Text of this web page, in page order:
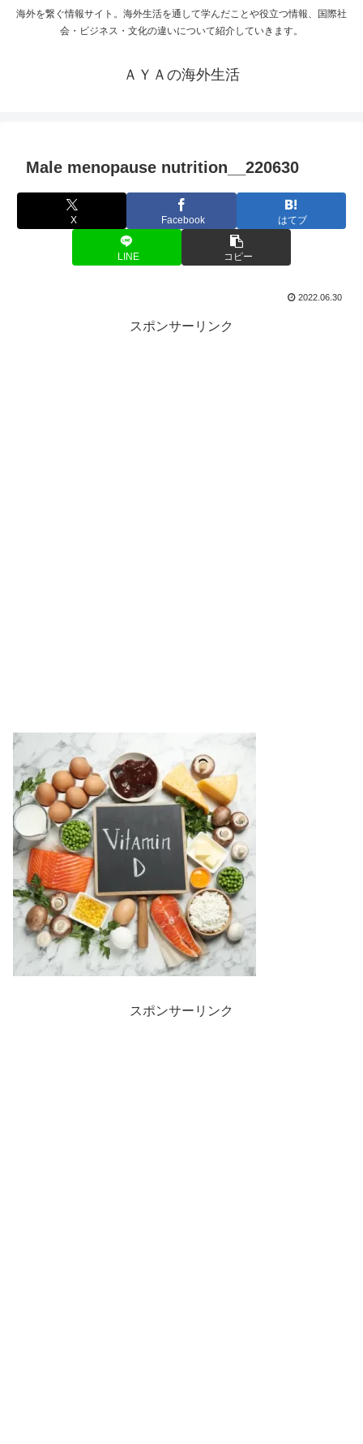
海外を繋ぐ情報サイト。海外生活を通して学んだことや役立つ情報、国際社
会・ビジネス・文化の違いについて紹介していきます。
ＡＹＡの海外生活
Male menopause nutrition__220630
X Facebook はてブ
LINE コピー
2022.06.30
スポンサーリンク
スポンサーリンク